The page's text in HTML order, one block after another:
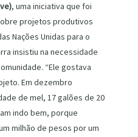
, uma iniciativa que foi
projetos produtivos
Nações Unidas para o
insistiu na necessidade
“Ele gostava
Em dezembro
de mel, 17 galões de 20
indo bem, porque
milhão de pesos por um